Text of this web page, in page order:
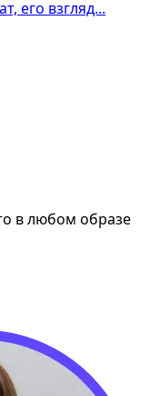
его взгляд...
в любом образе